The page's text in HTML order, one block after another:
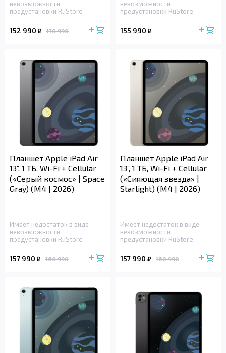
невозможности
предустановки RuStore
152 990 ₽ 170 990
невозможности
предустановки RuStore
155 990 ₽
Планшет Apple iPad Air
13”, 1 ТБ, Wi-Fi + Cellular
(«Серый космос» | Space
Gray) (M4 | 2026)
Имеет недостаток в виде
невозможности
предустановки RuStore
157 990 ₽ 160 990
Планшет Apple iPad Air
13”, 1 ТБ, Wi-Fi + Cellular
(«Сияющая звезда» |
Starlight) (M4 | 2026)
Имеет недостаток в виде
невозможности
предустановки RuStore
157 990 ₽ 160 990